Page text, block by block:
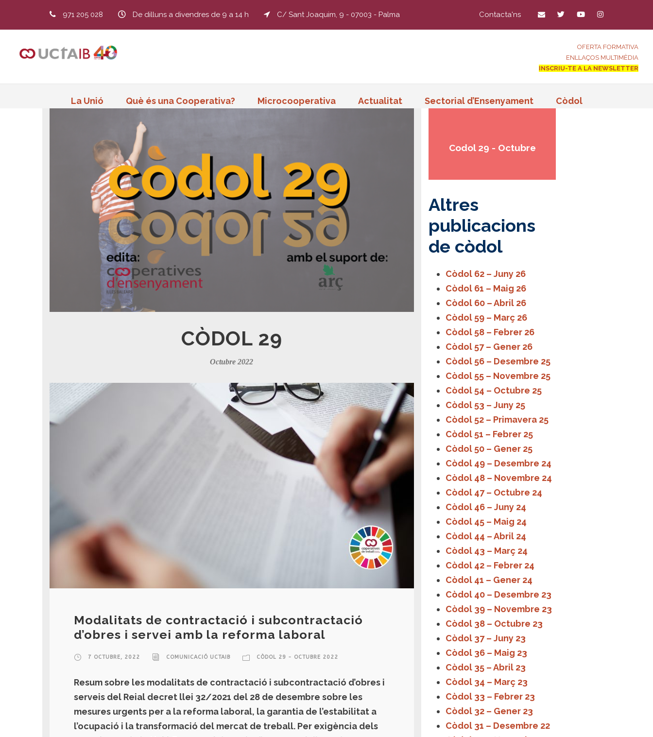
971 205 028 De dilluns a divendres de 9 a 14 h C/ Sant Joaquim, 9 - 07003 - Palma Contacta'ns
OFERTA FORMATIVA
ENLLAÇOS MULTIMÈDIA
INSCRIU-TE A LA NEWSLETTER
La Unió Què és una Cooperativa? Microcooperativa Actualitat Sectorial d’Ensenyament Còdol
CÒDOL 29
Octubre 2022
Modalitats de contractació i subcontractació
d’obres i servei amb la reforma laboral
7 OCTUBRE, 2022 COMUNICACIÓ UCTAIB CÒDOL 29 - OCTUBRE 2022
Resum sobre les modalitats de contractació i subcontractació d’obres i
serveis del Reial decret llei 32/2021 del 28 de desembre sobre les
mesures urgents per a la reforma laboral, la garantia de l’estabilitat a
l’ocupació i la transformació del mercat de treball. Per exigència dels
Codol 29 - Octubre
Altres
publicacions
de còdol
Còdol 62 – Juny 26
Còdol 61 – Maig 26
Còdol 60 – Abril 26
Còdol 59 – Març 26
Còdol 58 – Febrer 26
Còdol 57 – Gener 26
Còdol 56 – Desembre 25
Còdol 55 – Novembre 25
Còdol 54 – Octubre 25
Còdol 53 – Juny 25
Còdol 52 – Primavera 25
Còdol 51 – Febrer 25
Còdol 50 – Gener 25
Còdol 49 – Desembre 24
Còdol 48 – Novembre 24
Còdol 47 – Octubre 24
Còdol 46 – Juny 24
Còdol 45 – Maig 24
Còdol 44 – Abril 24
Còdol 43 – Març 24
Còdol 42 – Febrer 24
Còdol 41 – Gener 24
Còdol 40 – Desembre 23
Còdol 39 – Novembre 23
Còdol 38 – Octubre 23
Còdol 37 – Juny 23
Còdol 36 – Maig 23
Còdol 35 – Abril 23
Còdol 34 – Març 23
Còdol 33 – Febrer 23
Còdol 32 – Gener 23
Còdol 31 – Desembre 22